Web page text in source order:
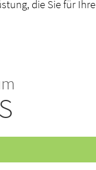
die Sie für